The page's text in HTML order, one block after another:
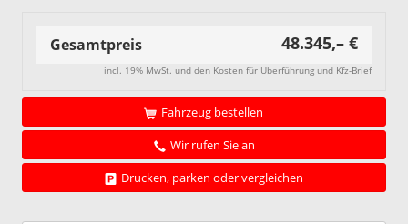
Gesamtpreis 48.345,– €
incl. 19% MwSt. und den Kosten für Überführung und Kfz-Brief
Fahrzeug bestellen
Wir rufen Sie an
Drucken, parken oder vergleichen